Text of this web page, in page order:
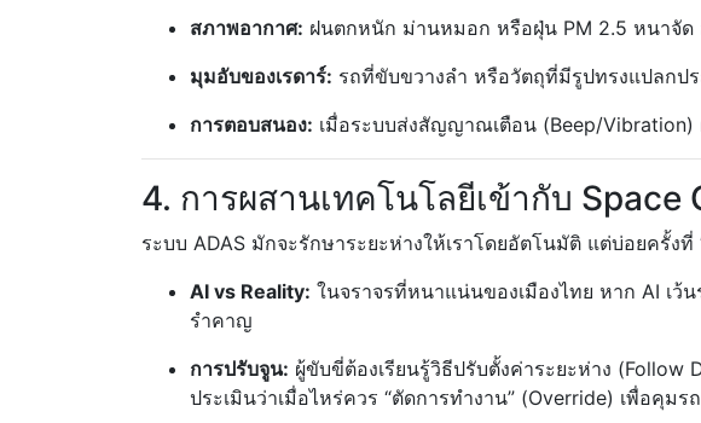
สภาพอากาศ: ฝนตกหนัก ม่านหมอก หรือฝุ่น PM 2.5 หนาจัด
มุมอับของเรดาร์: รถที่ขับขวางลำ หรือวัตถุที่มีรูปทรงแปลกป
การตอบสนอง: เมื่อระบบส่งสัญญาณเตือน (Beep/
4. การผสานเทคโนโลยีเข้ากับ Space
ระบบ ADAS มักจะรักษาระยะห่างให้เราโดยอัตโนมัติ แต่บ่อยครั้ง
AI vs Reality: ในจราจรที่หนาแน่นของเมืองไทย หาก AI เว้
รำคาญ
การปรับจูน: ผู้ขับขี่ต้องเรียนรู้วิธีปรับตั้งค่าระยะห่าง
ประเมินว่าเมื่อไหร่ควร “ตัดการทำงาน” (Override) เพื่อคุมรถ